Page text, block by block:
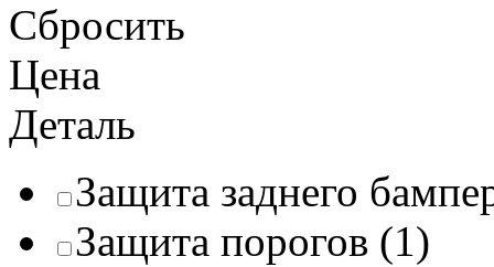
Сбросить
Цена
Деталь
Защита заднего
Защита порогов (1)